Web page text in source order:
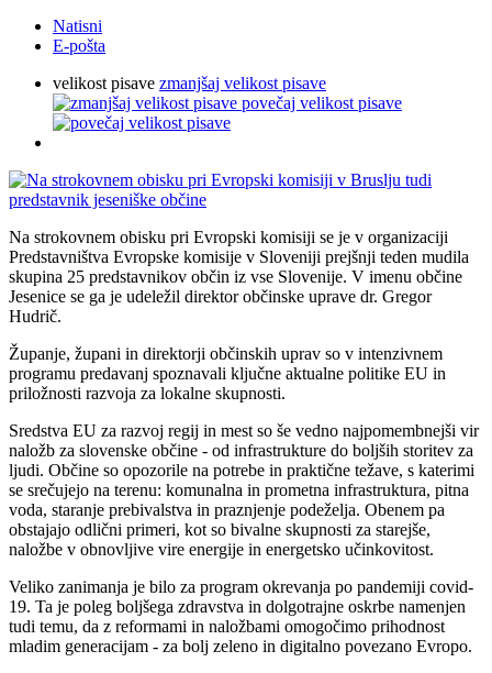
Natisni
E-pošta
velikost pisave zmanjšaj velikost pisave
povečaj velikost pisave
Na strokovnem obisku pri Evropski komisiji se je v organizaciji
Predstavništva Evropske komisije v Sloveniji prejšnji teden mudila
skupina 25 predstavnikov občin iz vse Slovenije. V imenu občine
Jesenice se ga je udeležil direktor občinske uprave dr. Gregor
Hudrič.
Županje, župani in direktorji občinskih uprav so v intenzivnem
programu predavanj spoznavali ključne aktualne politike EU in
priložnosti razvoja za lokalne skupnosti.
Sredstva EU za razvoj regij in mest so še vedno najpomembnejši vir
naložb za slovenske občine - od infrastrukture do boljših storitev za
ljudi. Občine so opozorile na potrebe in praktične težave, s katerimi
se srečujejo na terenu: komunalna in prometna infrastruktura, pitna
voda, staranje prebivalstva in praznjenje podeželja. Obenem pa
obstajajo odlični primeri, kot so bivalne skupnosti za starejše,
naložbe v obnovljive vire energije in energetsko učinkovitost.
Veliko zanimanja je bilo za program okrevanja po pandemiji covid-
19. Ta je poleg boljšega zdravstva in dolgotrajne oskrbe namenjen
tudi temu, da z reformami in naložbami omogočimo prihodnost
mladim generacijam - za bolj zeleno in digitalno povezano Evropo.